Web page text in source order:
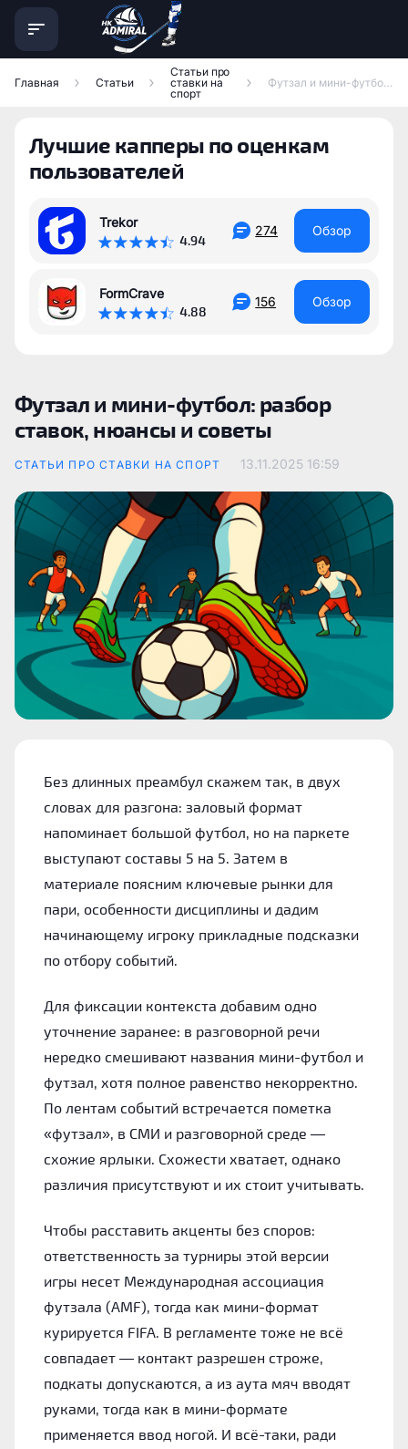
Главная Статьи
Статьи про
ставки на
спорт
Футзал и мини-футбол: разбор ставок, нюансы и советы
Лучшие капперы по оценкам
пользователей
Trekor
4.94
274 Обзор
FormCrave
4.88
156 Обзор
Футзал и мини-футбол: разбор
ставок, нюансы и советы
СТАТЬИ ПРО СТАВКИ НА СПОРТ 13.11.2025 16:59
Без длинных преамбул скажем так, в двух
словах для разгона: заловый формат
напоминает большой футбол, но на паркете
выступают составы 5 на 5. Затем в
материале поясним ключевые рынки для
пари, особенности дисциплины и дадим
начинающему игроку прикладные подсказки
по отбору событий.
Для фиксации контекста добавим одно
уточнение заранее: в разговорной речи
нередко смешивают названия мини-футбол и
футзал, хотя полное равенство некорректно.
По лентам событий встречается пометка
«футзал», в СМИ и разговорной среде —
схожие ярлыки. Схожести хватает, однако
различия присутствуют и их стоит учитывать.
Чтобы расставить акценты без споров:
ответственность за турниры этой версии
игры несет Международная ассоциация
футзала (AMF), тогда как мини-формат
курируется FIFA. В регламенте тоже не всё
совпадает — контакт разрешен строже,
подкаты допускаются, а из аута мяч вводят
руками, тогда как в мини-формате
применяется ввод ногой. И всё-таки, ради